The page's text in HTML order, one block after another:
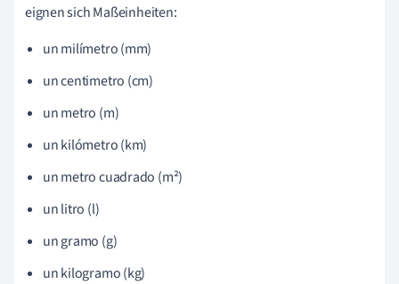
eignen sich Maßeinheiten:
un milímetro (mm)
un centimetro (cm)
un metro (m)
un kilómetro (km)
un metro cuadrado (m²)
un litro (l)
un gramo (g)
un kilogramo (kg)